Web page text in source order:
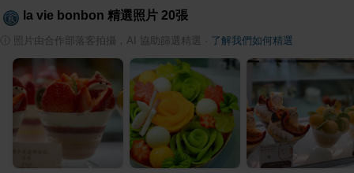
la vie bonbon 精選照片 20張
照片由合作部落客拍攝，AI 協助篩選精選 了解我們如何精選